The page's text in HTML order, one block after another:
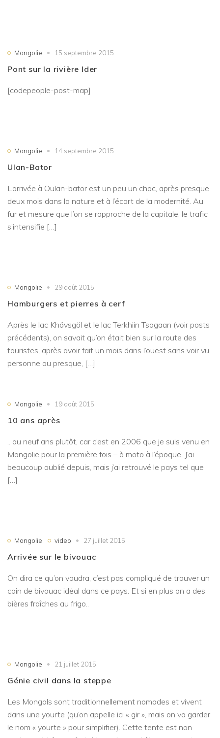
Mongolie 15 septembre 2015
Pont sur la rivière Ider
[codepeople-post-map]
Mongolie 14 septembre 2015
Ulan-Bator
L’arrivée à Oulan-bator est un peu un choc, après presque
deux mois dans la nature et à l’écart de la modernité. Au
fur et mesure que l’on se rapproche de la capitale, le trafic
s’intensifie […]
Mongolie 29 août 2015
Hamburgers et pierres à cerf
Après le lac Khövsgöl et le lac Terkhiin Tsagaan (voir posts
précédents), on savait qu’on était bien sur la route des
touristes, après avoir fait un mois dans l’ouest sans voir vu
personne ou presque, […]
Mongolie 19 août 2015
10 ans après
.. ou neuf ans plutôt, car c’est en 2006 que je suis venu en
Mongolie pour la première fois – à moto à l’époque. J’ai
beaucoup oublié depuis, mais j’ai retrouvé le pays tel que
[…]
Mongolie video 27 juillet 2015
Arrivée sur le bivouac
On dira ce qu’on voudra, c’est pas compliqué de trouver un
coin de bivouac idéal dans ce pays. Et si en plus on a des
bières fraîches au frigo..
Mongolie 21 juillet 2015
Génie civil dans la steppe
Les Mongols sont traditionnellement nomades et vivent
dans une yourte (qu’on appelle ici « gir », mais on va garder
le nom « yourte » pour simplifier). Cette tente est non